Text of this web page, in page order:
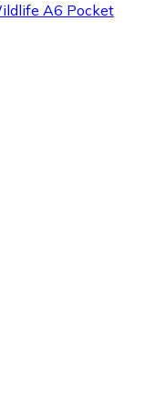
A6 Pocket